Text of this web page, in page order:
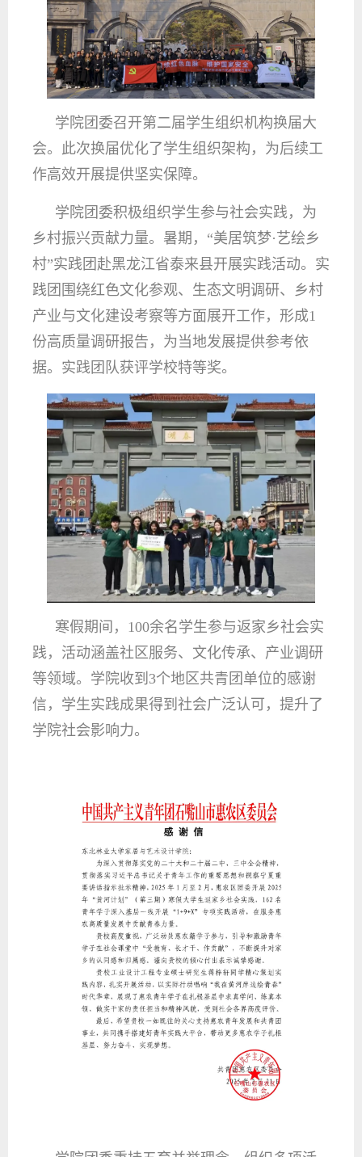
学院团委召开第二届学生组织机构换届大
会。此次换届优化了学生组织架构，为后续工
作高效开展提供坚实保障。
学院团委积极组织学生参与社会实践，为
乡村振兴贡献力量。暑期，“美居筑梦·艺绘乡
村”实践团赴黑龙江省泰来县开展实践活动。实
践团围绕红色文化参观、生态文明调研、乡村
产业与文化建设考察等方面展开工作，形成1
份高质量调研报告，为当地发展提供参考依
据。实践团队获评学校特等奖。
寒假期间，100余名学生参与返家乡社会实
践，活动涵盖社区服务、文化传承、产业调研
等领域。学院收到3个地区共青团单位的感谢
信，学生实践成果得到社会广泛认可，提升了
学院社会影响力。